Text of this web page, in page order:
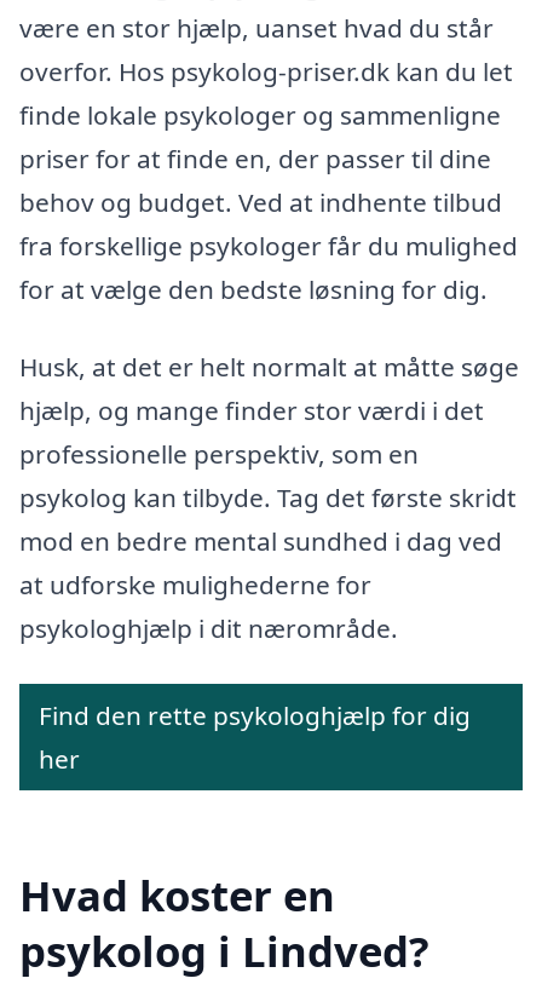
være en stor hjælp, uanset hvad du står
overfor. Hos psykolog-priser.dk kan du let
finde lokale psykologer og sammenligne
priser for at finde en, der passer til dine
behov og budget. Ved at indhente tilbud
fra forskellige psykologer får du mulighed
for at vælge den bedste løsning for dig.
Husk, at det er helt normalt at måtte søge
hjælp, og mange finder stor værdi i det
professionelle perspektiv, som en
psykolog kan tilbyde. Tag det første skridt
mod en bedre mental sundhed i dag ved
at udforske mulighederne for
psykologhjælp i dit nærområde.
Find den rette psykologhjælp for dig
her
Hvad koster en
psykolog i Lindved?